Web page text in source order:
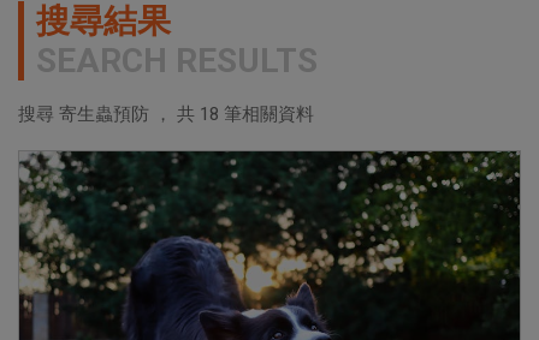
搜尋結果
SEARCH RESULTS
搜尋 寄生蟲預防 ， 共 18 筆相關資料